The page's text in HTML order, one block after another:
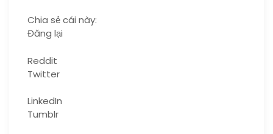
Chia sẻ cái này:
Đăng lại
Reddit
Twitter
LinkedIn
Tumblr